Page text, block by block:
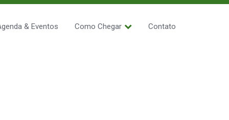
& Eventos Como Chegar Contato